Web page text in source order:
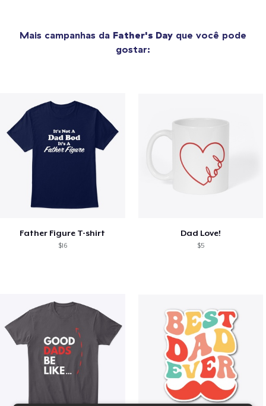
Mais campanhas da Father's Day que você pode
gostar:
Father Figure T-shirt
$16
Dad Love!
$5